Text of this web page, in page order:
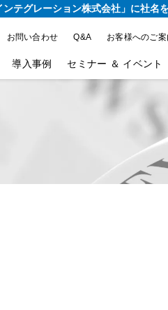
ンテグレーション株式会社」に社名
お問い合わせ Q&A お客様へのご
導入事例 セミナー ＆ イベント